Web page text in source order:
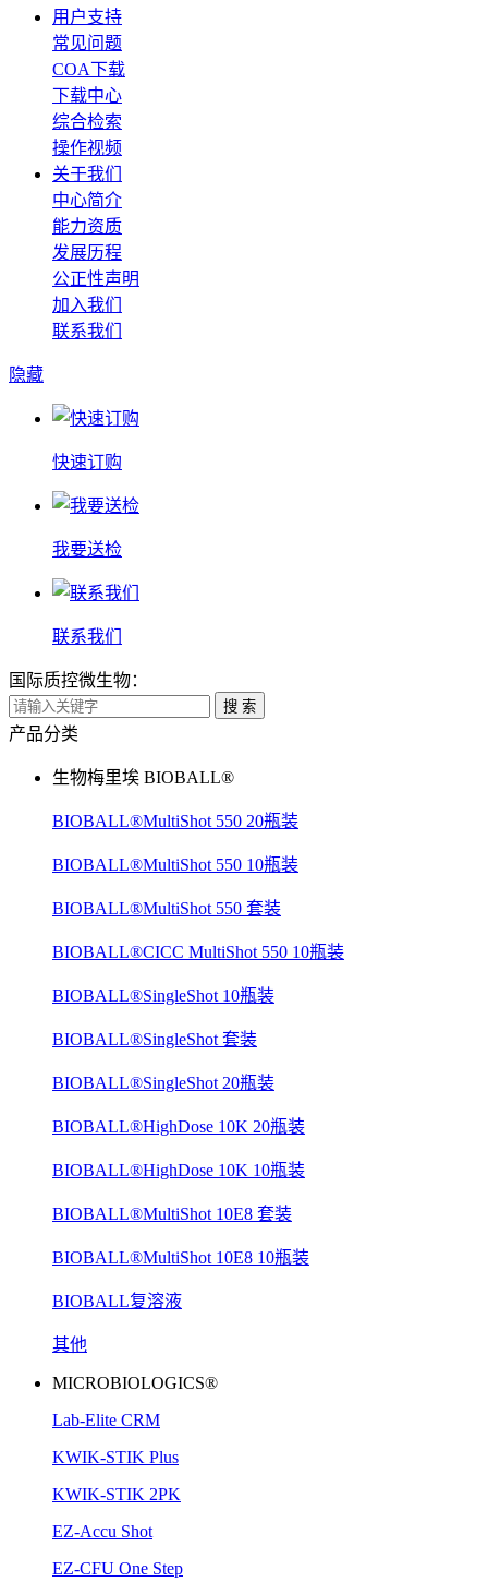
用户支持
常见问题
COA下载
下载中心
综合检索
操作视频
关于我们
中心简介
能力资质
发展历程
公正性声明
加入我们
联系我们
隐藏
快速订购
我要送检
联系我们
国际质控微生物：
搜 索
产品分类
生物梅里埃 BIOBALL®
BIOBALL®MultiShot 550 20瓶装
BIOBALL®MultiShot 550 10瓶装
BIOBALL®MultiShot 550 套装
BIOBALL®CICC MultiShot 550 10瓶装
BIOBALL®SingleShot 10瓶装
BIOBALL®SingleShot 套装
BIOBALL®SingleShot 20瓶装
BIOBALL®HighDose 10K 20瓶装
BIOBALL®HighDose 10K 10瓶装
BIOBALL®MultiShot 10E8 套装
BIOBALL®MultiShot 10E8 10瓶装
BIOBALL复溶液
其他
MICROBIOLOGICS®
Lab-Elite CRM
KWIK-STIK Plus
KWIK-STIK 2PK
EZ-Accu Shot
EZ-CFU One Step